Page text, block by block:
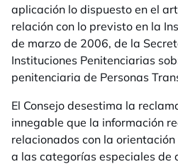
aplicación lo dispuesto en el
relación con lo previsto en la
de marzo de 2006, de la
Instituciones Penitenciarias
penitenciaria de Personas
El Consejo desestima la
innegable que la información
relacionados con la
a las categorías especiales de